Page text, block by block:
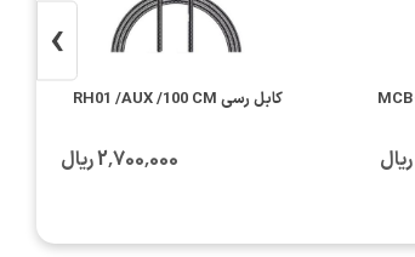
کابل رسی RH01 /AUX /100 CM
2٬700٬000 ریال
›